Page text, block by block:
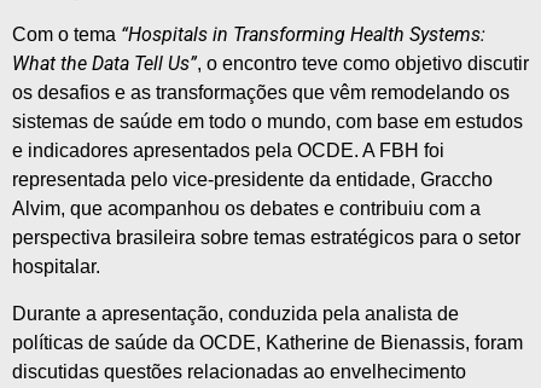
Com o tema “Hospitals in Transforming Health Systems:
What the Data Tell Us”, o encontro teve como objetivo discutir
os desafios e as transformações que vêm remodelando os
sistemas de saúde em todo o mundo, com base em estudos
e indicadores apresentados pela OCDE. A FBH foi
representada pelo vice-presidente da entidade, Graccho
Alvim, que acompanhou os debates e contribuiu com a
perspectiva brasileira sobre temas estratégicos para o setor
hospitalar.
Durante a apresentação, conduzida pela analista de
políticas de saúde da OCDE, Katherine de Bienassis, foram
discutidas questões relacionadas ao envelhecimento